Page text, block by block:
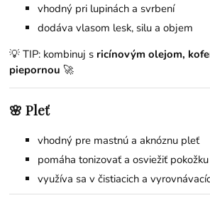
vhodný pri lupinách a svrbení
dodáva vlasom lesk, silu a objem
💡 TIP: kombinuj s ricínovým olejom,
piepornou 🚀
🌸 Pleť
vhodný pre mastnú a aknóznu pleť
pomáha tonizovať a osviežiť pokožku
využíva sa v čistiacich a